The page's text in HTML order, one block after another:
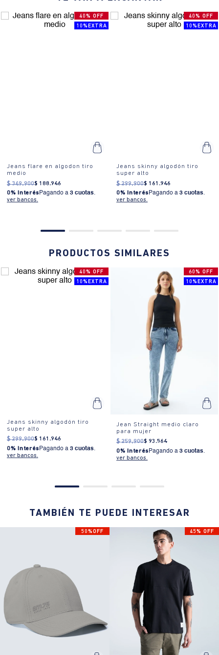
40% OFF
10%EXTRA
Jeans flare en algodon tiro
medio
$ 349.900$ 188.946
0% Interés Pagando a 3 cuotas.
ver bancos.
40% OFF
10%EXTRA
Jeans skinny algodón tiro
super alto
$ 299.900$ 161 .946
0% Interés Pagando a 3 cuotas.
ver bancos.
PRODUCTOS SIMILARES
40% OFF
10%EXTRA
Jeans skinny algodón tiro
super alto
$ 299.900$ 161 .946
0% Interés Pagando a 3 cuotas.
ver bancos.
60% OFF
10%EXTRA
Jean Straight medio claro
para mujer
$ 259.900$ 93 .564
0% Interés Pagando a 3 cuotas.
ver bancos.
TAMBIÉN TE PUEDE INTERESAR
50%OFF 45% OFF